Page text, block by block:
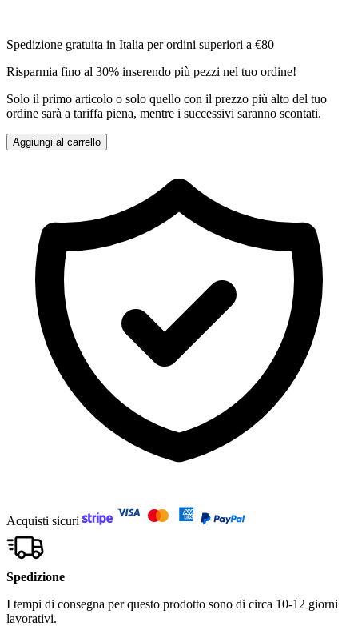
Spedizione gratuita in Italia per ordini superiori a €80
Risparmia fino al 30% inserendo più pezzi nel tuo ordine!
Solo il primo articolo o solo quello con il prezzo più alto del tuo
ordine sarà a tariffa piena, mentre i successivi saranno scontati.
Aggiungi al carrello
Acquisti sicuri
Spedizione
I tempi di consegna per questo prodotto sono di circa 10-12 giorni
lavorativi.